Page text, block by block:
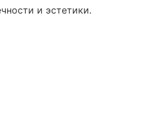
и эстетики.